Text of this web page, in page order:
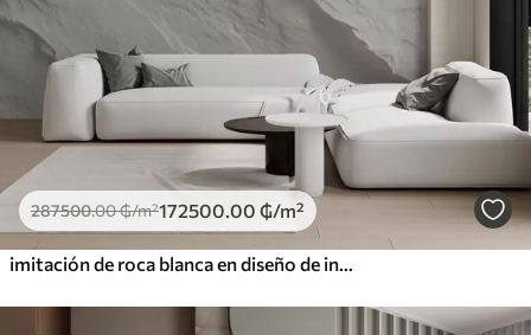
287500.00₲/m²172500 .00 ₲/m²